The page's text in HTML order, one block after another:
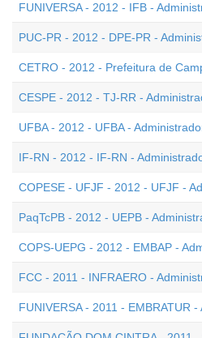
FUNIVERSA - 2012 - IFB -
PUC-PR - 2012 - DPE-PR -
CETRO - 2012 - Prefeitura de
CESPE - 2012 - TJ-RR -
UFBA - 2012 - UFBA -
IF-RN - 2012 - IF-RN -
COPESE - UFJF - 2012 - UFJF -
PaqTcPB - 2012 - UEPB -
COPS-UEPG - 2012 - EMBAP -
FCC - 2011 - INFRAERO -
FUNIVERSA - 2011 - EMBRATUR